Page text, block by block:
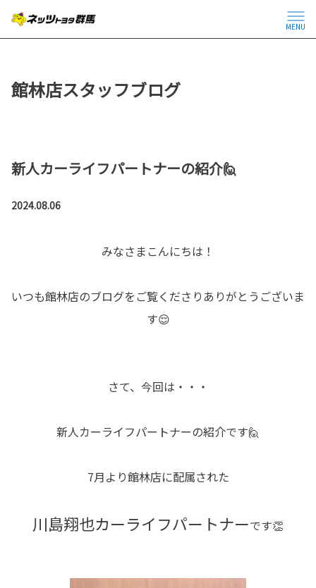
MENU
館林店スタッフブログ
新人カーライフパートナーの紹介🙋
2024.08.06
みなさまこんにちは！
いつも館林店のブログをご覧くださりありがとうございま
す😌
さて、今回は・・・
新人カーライフパートナーの紹介です🙋
7月より館林店に配属された
川島翔也カーライフパートナーです👏